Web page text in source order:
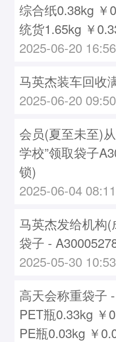
综合纸0.38kg ￥
统货1.65kg ￥
2025-06-20
马英杰装车回收
2025-06-20
会员(夏至未至)
学校”领取袋子
锁)
2025-06-04
马英杰发给机构
袋子 -
2025-05-30
高天会称重袋子
PET瓶0.33kg ￥
PE瓶0.03kg ￥